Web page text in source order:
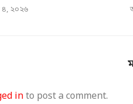
২০২৬
into post a comment.